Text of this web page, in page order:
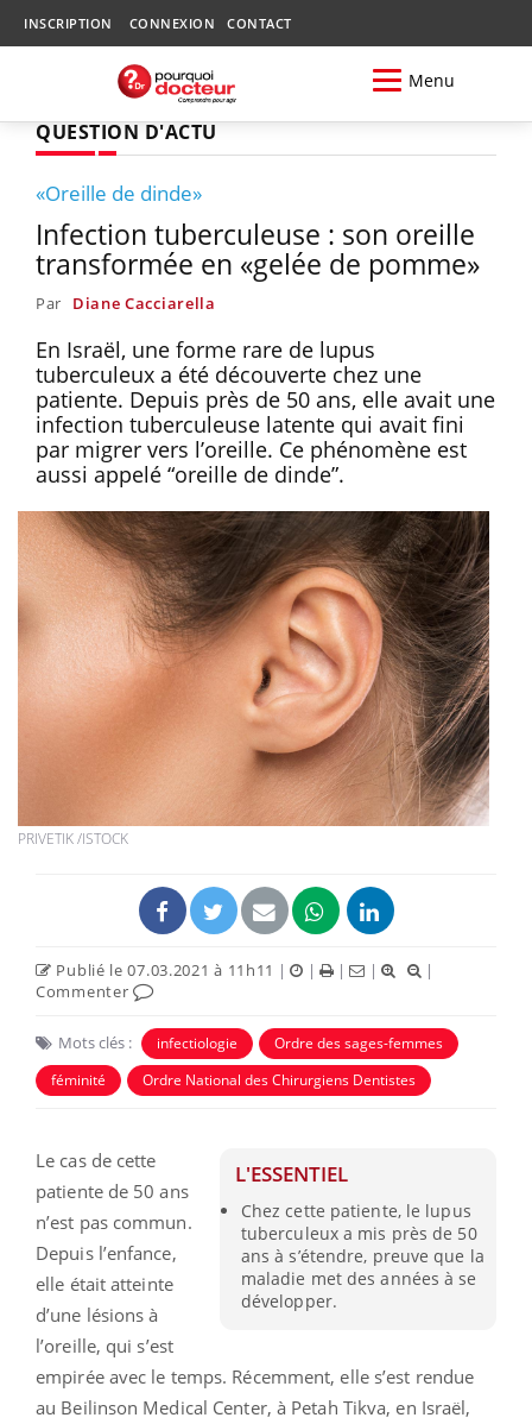
INSCRIPTION CONNEXION CONTACT
Menu
QUESTION D'ACTU
«Oreille de dinde»
Infection tuberculeuse : son oreille
transformée en «gelée de pomme»
Par Diane Cacciarella
En Israël, une forme rare de lupus
tuberculeux a été découverte chez une
patiente. Depuis près de 50 ans, elle avait une
infection tuberculeuse latente qui avait fini
par migrer vers l’oreille. Ce phénomène est
aussi appelé “oreille de dinde”.
PRIVETIK /ISTOCK
Publié le 07.03.2021 à 11h11 | | | |
|
Commenter
Mots clés : infectiologie
Ordre des sages-femmes
féminité
Ordre National des Chirurgiens Dentistes
L'ESSENTIEL
Chez cette patiente, le lupus
tuberculeux a mis près de 50
ans à s’étendre, preuve que la
maladie met des années à se
développer.
Le cas de cette
patiente de 50 ans
n’est pas commun.
Depuis l’enfance,
elle était atteinte
d’une lésions à
l’oreille, qui s’est
empirée avec le temps. Récemment, elle s’est rendue
au Beilinson Medical Center, à Petah Tikva, en Israël,